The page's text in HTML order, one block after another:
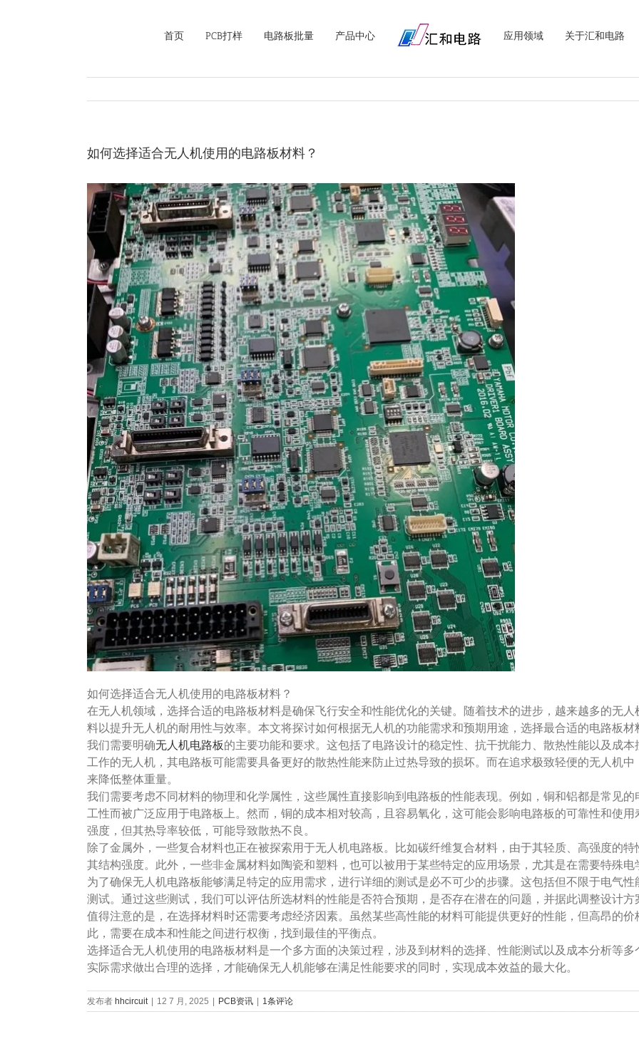
首页 PCB打样 电路板批量 产品中心 应用领域 关于汇和电路
如何选择适合无人机使用的电路板材料？
如何选择适合无人机使用的电路板材料？
在无人机领域，选择合适的电路板材料是确保飞行安全和性能优化的关键。随着技术的进步，越来越多的无
料以提升无人机的耐用性与效率。本文将探讨如何根据无人机的功能需求和预期用途，选择最合适的电路板材
我们需要明确无人机电路板的主要功能和要求。这包括了电路设计的稳定性、抗干扰能力、散热性能以及成
工作的无人机，其电路板可能需要具备更好的散热性能来防止过热导致的损坏。而在追求极致轻便的无人机
来降低整体重量。
我们需要考虑不同材料的物理和化学属性，这些属性直接影响到电路板的性能表现。例如，铜和铝都是常见
工性而被广泛应用于电路板上。然而，铜的成本相对较高，且容易氧化，这可能会影响电路板的可靠性和使
强度，但其热导率较低，可能导致散热不良。
除了金属外，一些复合材料也正在被探索用于无人机电路板。比如碳纤维复合材料，由于其轻质、高强度的
其结构强度。此外，一些非金属材料如陶瓷和塑料，也可以被用于某些特定的应用场景，尤其是在需要特殊电
为了确保无人机电路板能够满足特定的应用需求，进行详细的测试是必不可少的步骤。这包括但不限于电气
测试。通过这些测试，我们可以评估所选材料的性能是否符合预期，是否存在潜在的问题，并据此调整设计方
值得注意的是，在选择材料时还需要考虑经济因素。虽然某些高性能的材料可能提供更好的性能，但高昂的
此，需要在成本和性能之间进行权衡，找到最佳的平衡点。
选择适合无人机使用的电路板材料是一个多方面的决策过程，涉及到材料的选择、性能测试以及成本分析等
实际需求做出合理的选择，才能确保无人机能够在满足性能要求的同时，实现成本效益的最大化。
发布者 hhcircuit 12 7 月, 2025 PCB资讯 1条评论